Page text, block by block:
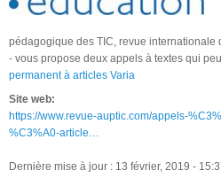
pédagogique des TIC, revue internationale
- vous propose deux appels à textes qui
permanent à articles Varia
Site web:
https://www.revue-auptic.com/appels-
%C3%A0-article…
Dernière mise à jour : 13 février, 2019 -